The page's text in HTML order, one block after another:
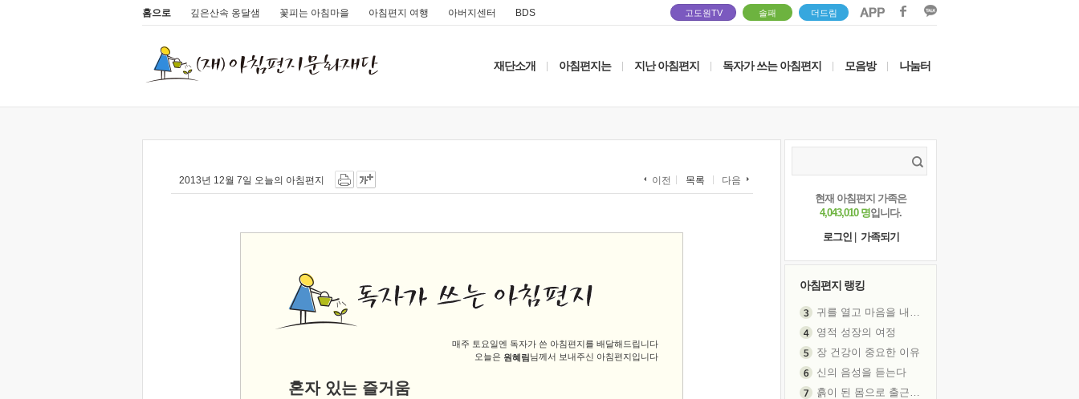
홈으로 깊은산속 옹달샘 꽃피는 아침마을 아침편지 여행 아버지센터 BDS 고도원TV 솔패 더드림
재단소개 아침편지는 지난 아침편지 독자가 쓰는 아침편지 모음방 나눔터
2013년 12월 7일 오늘의 아침편지 이전 목록 다음
매주 토요일엔 독자가 쓴 아침편지를 배달해드립니다
오늘은 원혜림 님께서 보내주신 아침편지입니다
혼자 있는 즐거움
현재 아침편지 가족은
4,043,010 명입니다.
로그인
가족되기
아침편지 랭킹
귀를 열고 마음을 내어주고
영적 성장의 여정
장 건강이 중요한 이유
신의 음성을 듣는다
흙이 된 몸으로 출근하는 여자